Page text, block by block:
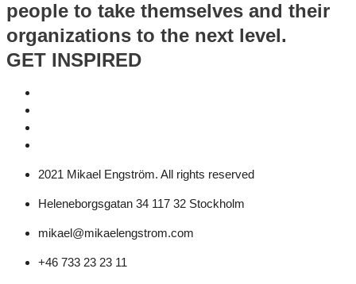
people to take themselves and their
organizations to the next level.
GET INSPIRED
2021 Mikael Engström. All rights reserved
Heleneborgsgatan 34 117 32 Stockholm
mikael@mikaelengstrom.com
+46 733 23 23 11